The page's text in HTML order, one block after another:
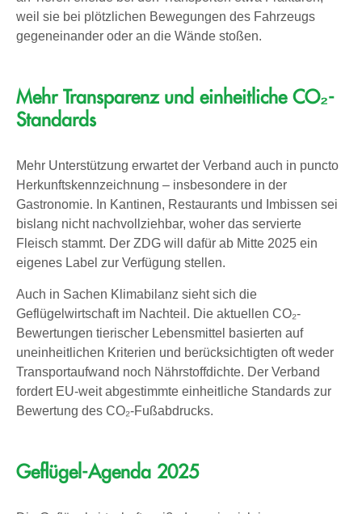
weil sie bei plötzlichen Bewegungen des Fahrzeugs
gegeneinander oder an die Wände stoßen.
Mehr Transparenz und einheitliche CO₂-
Standards
Mehr Unterstützung erwartet der Verband auch in puncto
Herkunftskennzeichnung – insbesondere in der
Gastronomie. In Kantinen, Restaurants und Imbissen sei
bislang nicht nachvollziehbar, woher das servierte
Fleisch stammt. Der ZDG will dafür ab Mitte 2025 ein
eigenes Label zur Verfügung stellen.
Auch in Sachen Klimabilanz sieht sich die
Geflügelwirtschaft im Nachteil. Die aktuellen CO₂-
Bewertungen tierischer Lebensmittel basierten auf
uneinheitlichen Kriterien und berücksichtigten oft weder
Transportaufwand noch Nährstoffdichte. Der Verband
fordert EU-weit abgestimmte einheitliche Standards zur
Bewertung des CO₂-Fußabdrucks.
Geflügel-Agenda 2025